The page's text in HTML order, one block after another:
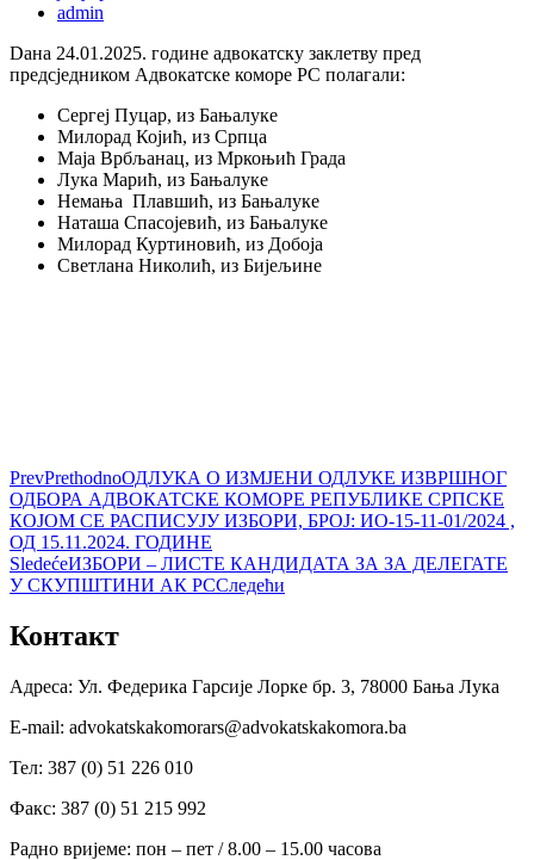
admin
Dана 24.01.2025. године адвокатску заклетву пред
предсједником Адвокатске коморе РС полaгали:
Сергеј Пуцар, из Бањалуке
Милорад Којић, из Српца
Маја Врбљанац, из Мркоњић Града
Лука Марић, из Бањалуке
Немања Плавшић, из Бањалуке
Наташа Спасојевић, из Бањалуке
Милорад Куртиновић, из Добоја
Светлана Николић, из Бијељине
PrevPrethodnoОДЛУКА О ИЗМЈЕНИ ОДЛУКЕ ИЗВРШНОГ
ОДБОРА АДВОКАТСКЕ КОМОРЕ РЕПУБЛИКЕ СРПСКЕ
КОЈОМ СЕ РАСПИСУЈУ ИЗБОРИ, БРОЈ: ИО-15-11-01/2024 ,
ОД 15.11.2024. ГОДИНЕ
SledećeИЗБОРИ – ЛИСТЕ КАНДИДАТА ЗА ЗА ДЕЛЕГАТЕ
У СКУПШТИНИ АК РССледећи
Контакт
Адреса: Ул. Федерика Гарсије Лорке бр. 3, 78000 Бања Лука
Е-mail: advokatskakomorars@advokatskakomora.ba
Тел: 387 (0) 51 226 010
Факс: 387 (0) 51 215 992
Радно вријеме: пон – пет / 8.00 – 15.00 часова